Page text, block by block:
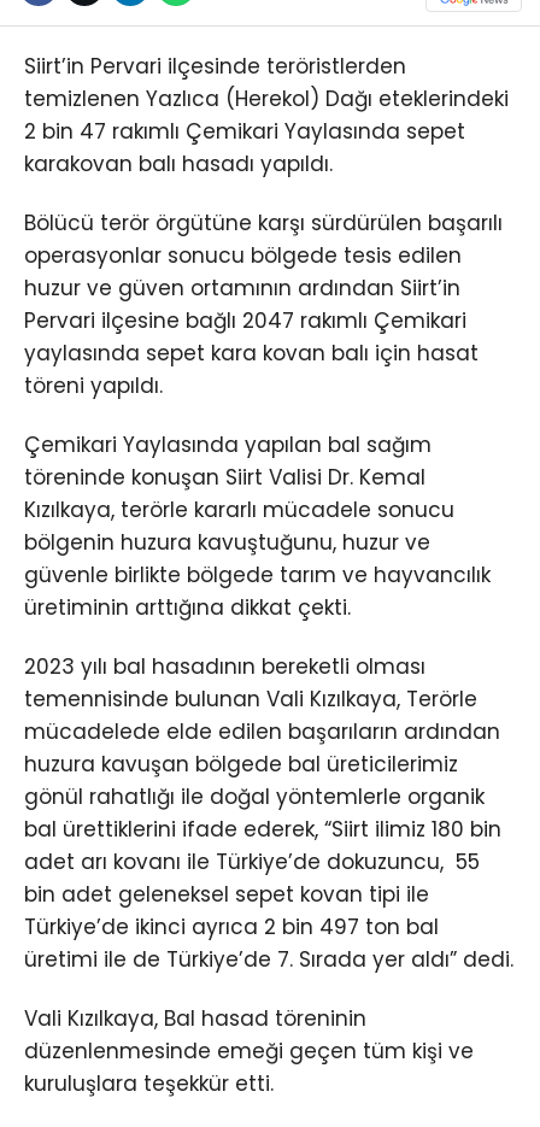
Siirt’in Pervari ilçesinde teröristlerden
temizlenen Yazlıca (Herekol) Dağı eteklerindeki
2 bin 47 rakımlı Çemikari Yaylasında sepet
karakovan balı hasadı yapıldı.
Bölücü terör örgütüne karşı sürdürülen başarılı
operasyonlar sonucu bölgede tesis edilen
huzur ve güven ortamının ardından Siirt’in
Pervari ilçesine bağlı 2047 rakımlı Çemikari
yaylasında sepet kara kovan balı için hasat
töreni yapıldı.
Çemikari Yaylasında yapılan bal sağım
töreninde konuşan Siirt Valisi Dr. Kemal
Kızılkaya, terörle kararlı mücadele sonucu
bölgenin huzura kavuştuğunu, huzur ve
güvenle birlikte bölgede tarım ve hayvancılık
üretiminin arttığına dikkat çekti.
2023 yılı bal hasadının bereketli olması
temennisinde bulunan Vali Kızılkaya, Terörle
mücadelede elde edilen başarıların ardından
huzura kavuşan bölgede bal üreticilerimiz
gönül rahatlığı ile doğal yöntemlerle organik
bal ürettiklerini ifade ederek, “Siirt ilimiz 180 bin
adet arı kovanı ile Türkiye’de dokuzuncu, 55
bin adet geleneksel sepet kovan tipi ile
Türkiye’de ikinci ayrıca 2 bin 497 ton bal
üretimi ile de Türkiye’de 7. Sırada yer aldı” dedi.
Vali Kızılkaya, Bal hasad töreninin
düzenlenmesinde emeği geçen tüm kişi ve
kuruluşlara teşekkür etti.